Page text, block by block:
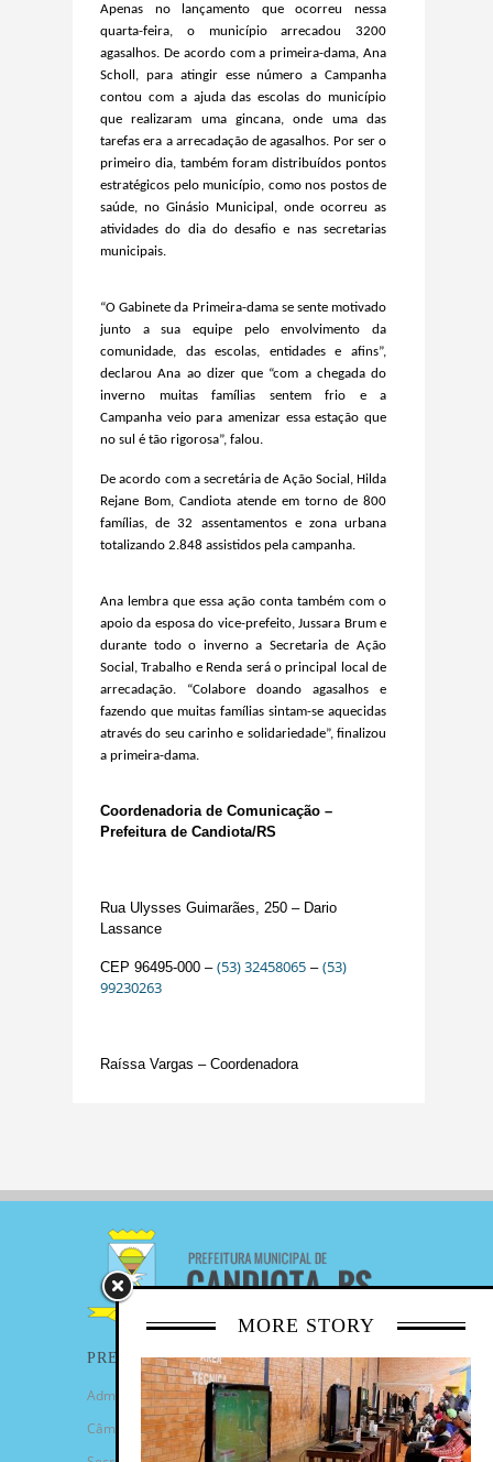
Apenas no lançamento que ocorreu nessa
quarta-feira, o município arrecadou 3200
agasalhos. De acordo com a primeira-dama, Ana
Scholl, para atingir esse número a Campanha
contou com a ajuda das escolas do município
que realizaram uma gincana, onde uma das
tarefas era a arrecadação de agasalhos. Por ser o
primeiro dia, também foram distribuídos pontos
estratégicos pelo município, como nos postos de
saúde, no Ginásio Municipal, onde ocorreu as
atividades do dia do desafio e nas secretarias
municipais.
“O Gabinete da Primeira-dama se sente motivado
junto a sua equipe pelo envolvimento da
comunidade, das escolas, entidades e afins”,
declarou Ana ao dizer que “com a chegada do
inverno muitas famílias sentem frio e a
Campanha veio para amenizar essa estação que
no sul é tão rigorosa”, falou.
De acordo com a secretária de Ação Social, Hilda
Rejane Bom, Candiota atende em torno de 800
famílias, de 32 assentamentos e zona urbana
totalizando 2.848 assistidos pela campanha.
Ana lembra que essa ação conta também com o
apoio da esposa do vice-prefeito, Jussara Brum e
durante todo o inverno a Secretaria de Ação
Social, Trabalho e Renda será o principal local de
arrecadação. “Colabore doando agasalhos e
fazendo que muitas famílias sintam-se aquecidas
através do seu carinho e solidariedade”, finalizou
a primeira-dama.
Coordenadoria de Comunicação –
Prefeitura de Candiota/RS
Rua Ulysses Guimarães, 250 – Dario
Lassance
CEP 96495-000 – (53) 32458065 – (53)
99230263
Raíssa Vargas – Coordenadora
MORE STORY
PREFEITURA
Administração Municipal
Câmara de Vereadores